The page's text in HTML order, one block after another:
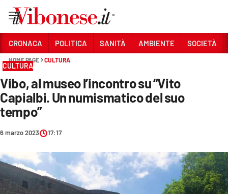
Sezioni
CRONACA
POLITICA
SOCIETÀ
CULTURA
CRONACA POLITICA SANITÀ AMBIENTE SOCIETÀ
HOME PAGE CULTURA
CULTURA
Vibo, al museo l’incontro su “Vito
Capialbi. Un numismatico del suo
tempo”
6 marzo 2023 17:17